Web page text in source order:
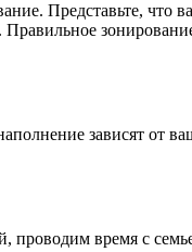
Представьте, что
зависят от
проводим время с